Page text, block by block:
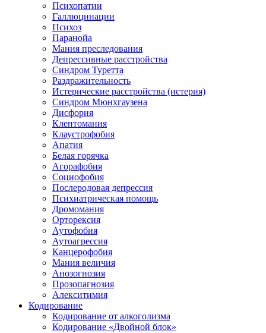
Психопатии
Галлюцинации
Психоз
Паранойа
Мания преследования
Депрессивные расстройства
Синдром Туретта
Раздражительность
Истерические расстройства (истерия)
Синдром Мюнхгаузена
Дисфория
Клептомания
Клаустрофобия
Апатия
Белая горячка
Агорафобия
Социофобия
Послеродовая депрессия
Психиатрическая помощь
Дромомания
Орторексия
Аутофобия
Аутоагрессия
Канцерофобия
Мания величия
Анозогнозия
Прозопагнозия
Алекситимия
Кодирование
Кодирование от алкоголизма
Кодирование «Двойной блок»